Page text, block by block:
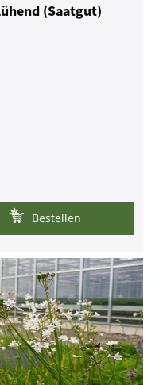
(Saatgut)
Bestellen